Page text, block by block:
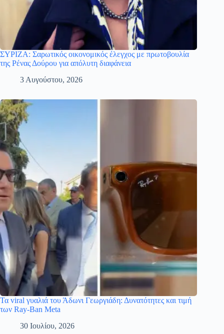
ΣΥΡΙΖΑ: Σαρωτικός οικονομικός έλεγχος με πρωτοβουλία
της Ρένας Δούρου για απόλυτη διαφάνεια
3 Αυγούστου, 2026
Τα viral γυαλιά του Άδωνι Γεωργιάδη: Δυνατότητες και τιμή
των Ray-Ban Meta
30 Ιουλίου, 2026